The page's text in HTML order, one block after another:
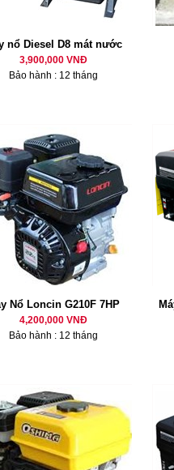
nổ Diesel D8 mát nước
3,900,000 VNĐ
Bảo hành : 12 tháng
Nổ Loncin G210F 7HP
4,200,000 VNĐ
Bảo hành : 12 tháng